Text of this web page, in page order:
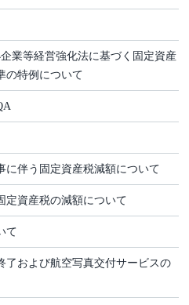
企業等経営強化法に基づく固定資産
の特例について
に伴う固定資産税減額について
定資産税の減額について
て
了および航空写真交付サービスの